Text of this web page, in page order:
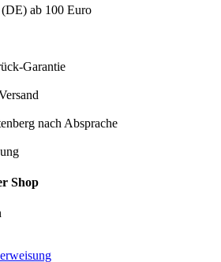
ab 100 Euro
Garantie
nach Absprache